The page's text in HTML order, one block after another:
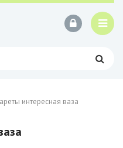
интересная ваза